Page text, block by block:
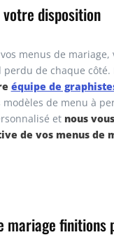
disposition
menus de
de chaque côté.
équipe de
de menu à
et nous
de vos menus de
mariage finitions